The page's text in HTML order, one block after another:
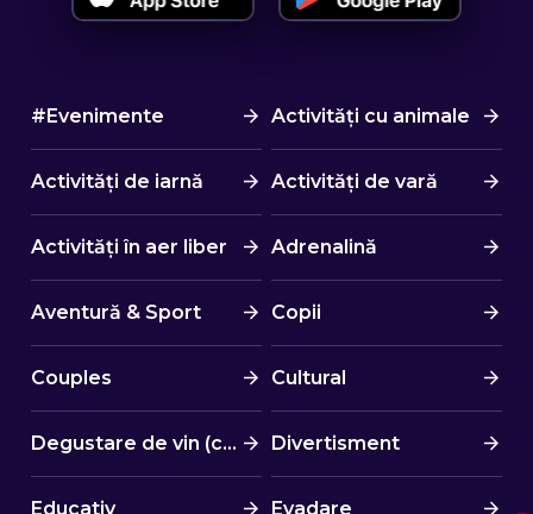
#Evenimente Activități cu animale
Activități de iarnă Activități de vară
Activități în aer liber Adrenalină
Aventură & Sport Copii
Couples Cultural
Degustare de vin (cină) Divertisment
Educativ Evadare